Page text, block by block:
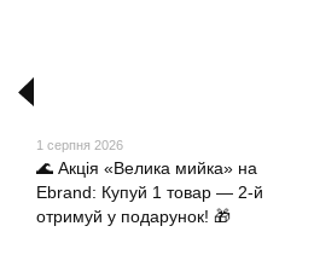
1 серпня 2026
🌊 Акція «Велика мийка» на
Ebrand: Купуй 1 товар — 2-й
отримуй у подарунок! 🎁